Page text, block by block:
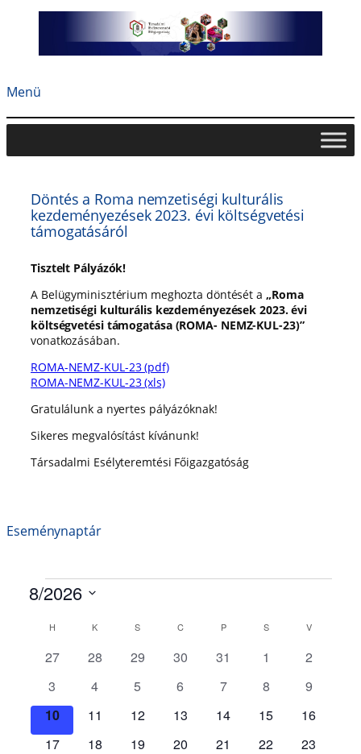
Menü
Döntés a Roma nemzetiségi kulturális
kezdeményezések 2023. évi költségvetési
támogatásáról
Tisztelt Pályázók!
A Belügyminisztérium meghozta döntését a „Roma
nemzetiségi kulturális kezdeményezések 2023. évi
költségvetési támogatása(ROMA- NEMZ-KUL-23)”
vonatkozásában.
ROMA-NEMZ-KUL-23 (pdf)
ROMA-NEMZ-KUL-23 (xls)
Gratulálunk a nyertes pályázóknak!
Sikeres megvalósítást kívánunk!
Társadalmi Esélyteremtési Főigazgatóság
Eseménynaptár